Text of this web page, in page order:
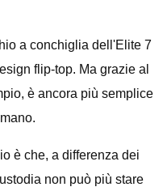
a conchiglia dell'Elite 7
flip-top. Ma grazie al
è ancora più semplice
è che, a differenza dei
non può più stare